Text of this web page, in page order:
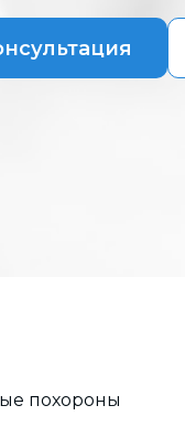
похороны